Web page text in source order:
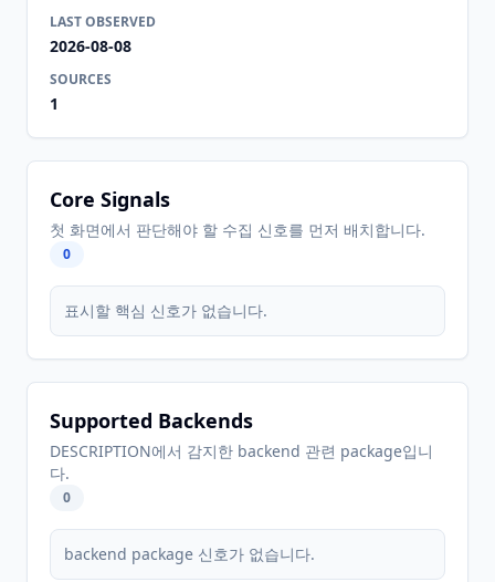
LAST OBSERVED
2026-08-08
SOURCES
1
Core Signals
첫 화면에서 판단해야 할 수집 신호를 먼저 배치합니다.
0
표시할 핵심 신호가 없습니다.
Supported Backends
DESCRIPTION에서 감지한 backend 관련 package입니
다.
0
backend package 신호가 없습니다.